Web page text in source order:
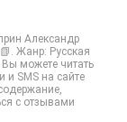
Александр
Жанр: Русская
можете читать
и SMS на сайте
с отзывами